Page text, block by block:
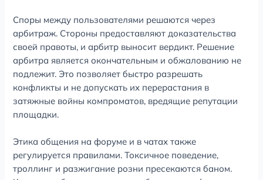
Споры между пользователями решаются через
арбитраж. Стороны предоставляют доказательства
своей правоты, и арбитр выносит вердикт. Решение
арбитра является окончательным и обжалованию не
подлежит. Это позволяет быстро разрешать
конфликты и не допускать их перерастания в
затяжные войны компроматов, вредящие репутации
площадки.
Этика общения на форуме и в чатах также
регулируется правилами. Токсичное поведение,
троллинг и разжигание розни пресекаются баном.